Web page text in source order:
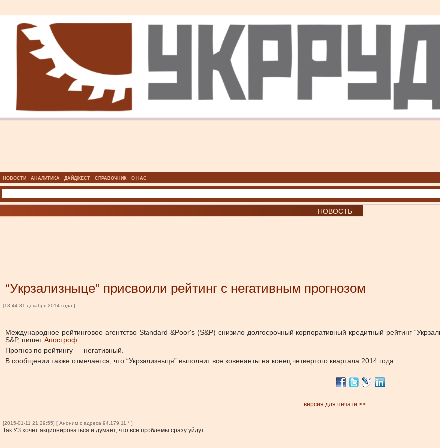
НОВОСТИ АНАЛИТИКА ДАЙДЖЕСТ СПРАВОЧНИК О НАС
НОВОСТЬ
“Укрзализныце” присвоили рейтинг с негативным прогнозом
[13:44 31 декабря 2014 года ]
Международное рейтинговое агентство Standard &Poor's (S&P) снизило долгосрочный корпоративный кредитный рейтинг
S&P, пишетАпостроф
Прогноз по рейтингу — негативный.
В сообщении также отмечается, что “Укрзализныця” выполнит все ковенанты на конец четвертого квартала 2014 года.
версия для печати >>
[2015-01-11 21:29:55] [ Аноним с адреса 94.179.11.* ]
Так УЗ хочет акционироваться и думает, что все проблемы сразу уйдут